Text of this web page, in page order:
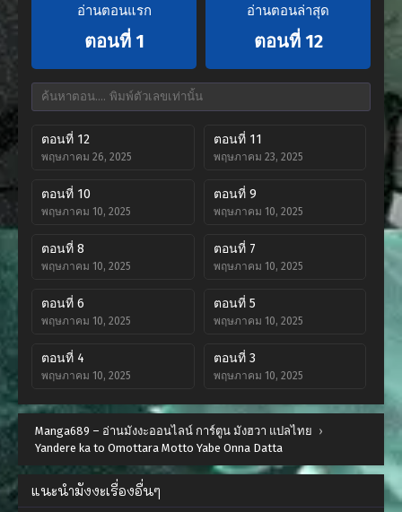
อ่านตอนแรก
ตอนที่ 1
อ่านตอนล่าสุด
ตอนที่ 12
ตอนที่ 12
พฤษภาคม 26, 2025
ตอนที่ 11
พฤษภาคม 23, 2025
ตอนที่ 10
พฤษภาคม 10, 2025
ตอนที่ 9
พฤษภาคม 10, 2025
ตอนที่ 8
พฤษภาคม 10, 2025
ตอนที่ 7
พฤษภาคม 10, 2025
ตอนที่ 6
พฤษภาคม 10, 2025
ตอนที่ 5
พฤษภาคม 10, 2025
ตอนที่ 4
พฤษภาคม 10, 2025
ตอนที่ 3
พฤษภาคม 10, 2025
ตอนที่ 2
พฤษภาคม 10, 2025
ตอนที่ 1
พฤษภาคม 10, 2025
Manga689 – อ่านมังงะออนไลน์ การ์ตูน มังฮวา แปลไทย ›
Yandere ka to Omottara Motto Yabe Onna Datta
แนะนำมังงะเรื่องอื่นๆ